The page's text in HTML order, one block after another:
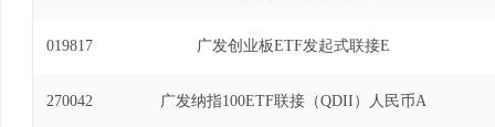
019817 广发创业板ETF发起式联接E
270042 广发纳指100ETF联接（QDII）人民币A